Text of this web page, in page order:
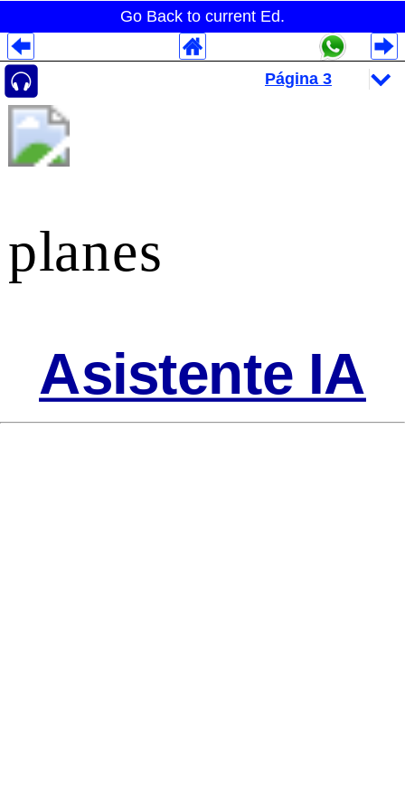
Go Back to current Ed.
planes
Asistente IA
Despliegues Analytics
Despliegues Totales
Despliegues por Rubros